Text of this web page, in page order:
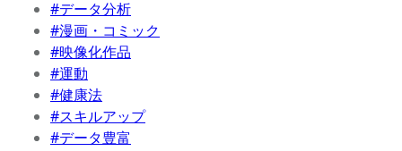
#データ分析
#漫画・コミック
#映像化作品
#運動
#健康法
#スキルアップ
#データ豊富